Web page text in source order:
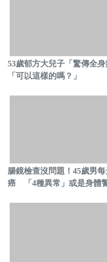
53歲郁方大兒子「驚傳全
「可以這樣的嗎？」
腸鏡檢查沒問題！45歲男
癌 「4種異常」或是身體